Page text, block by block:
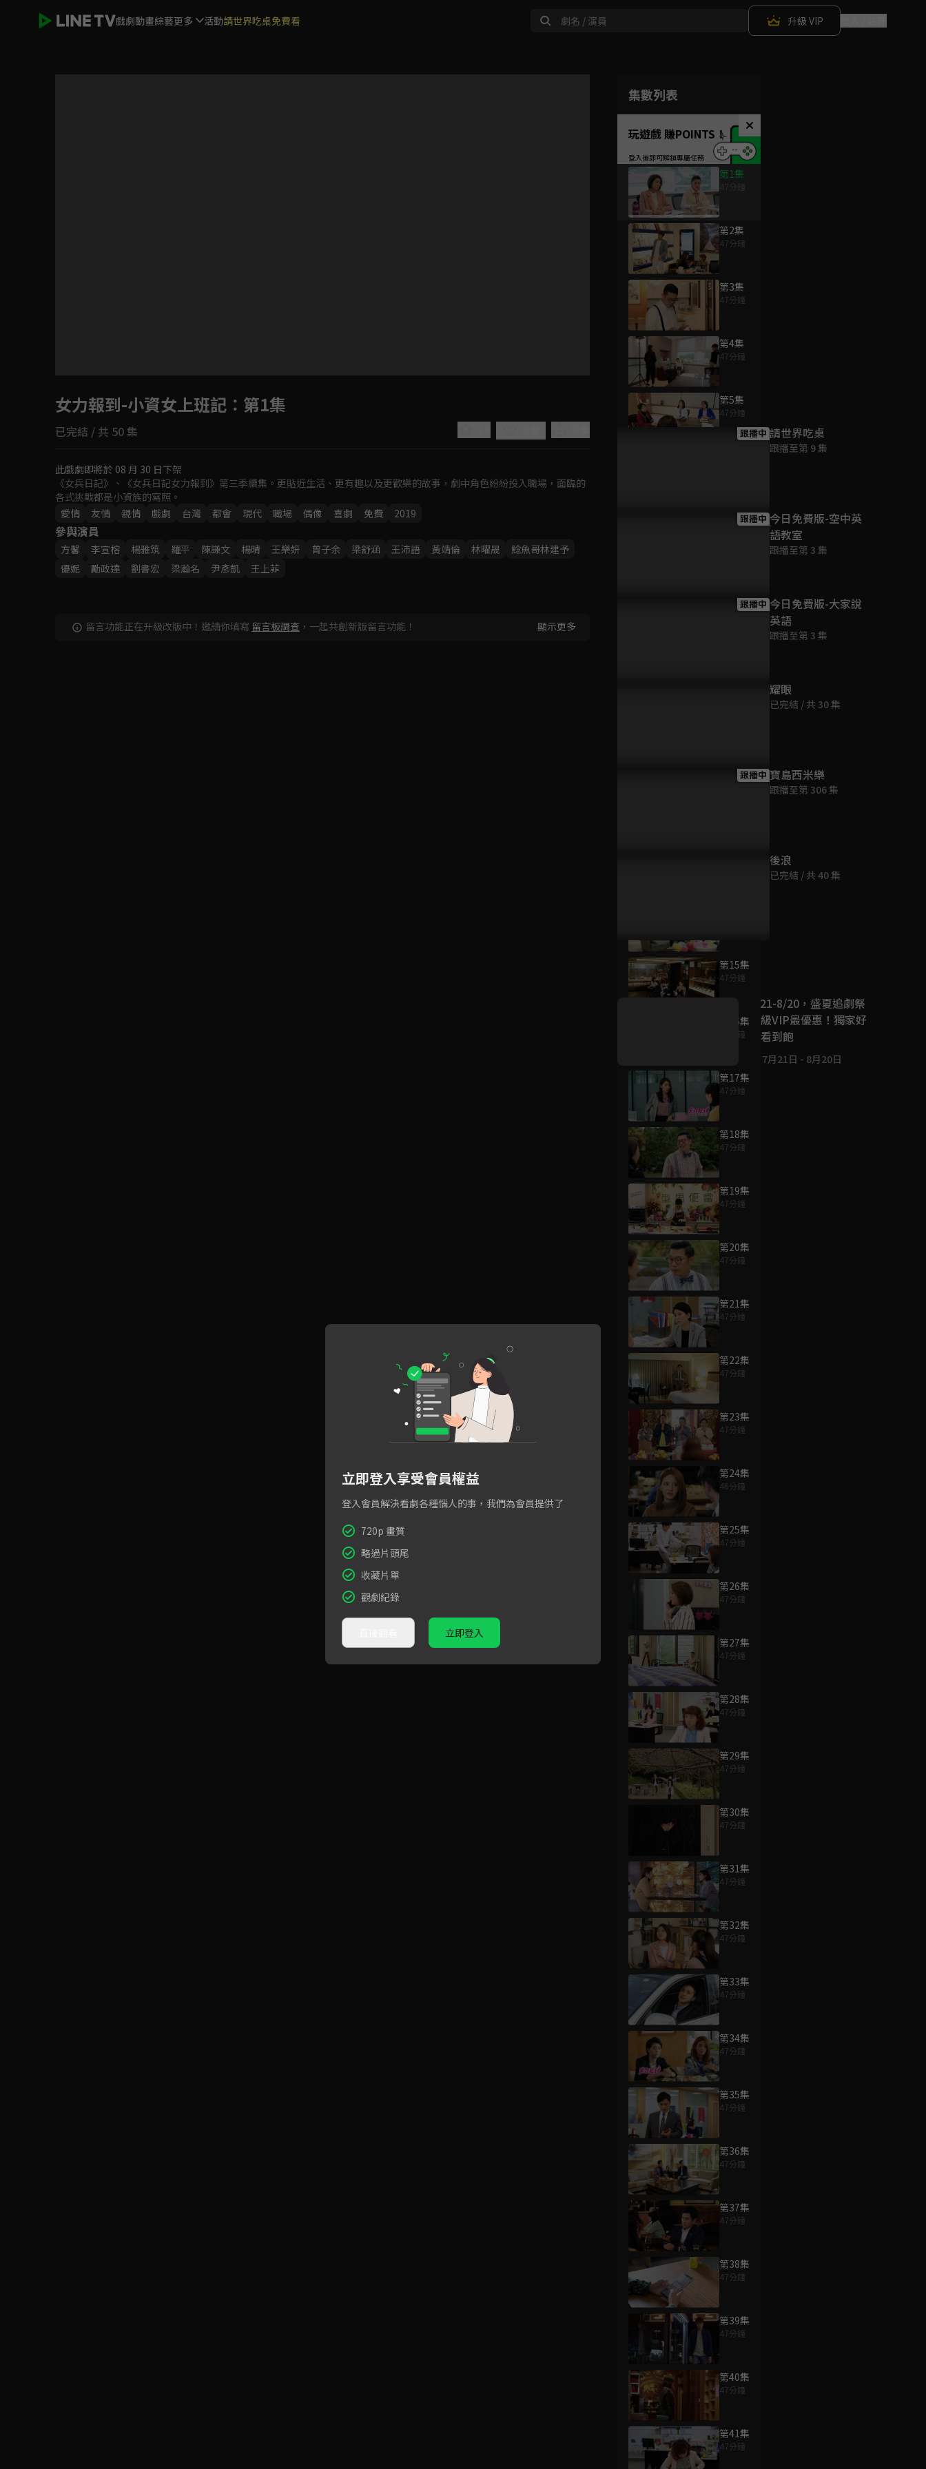
戲劇動畫綜藝更多 活動請世界吃桌免費看 升級 VIP
Play
如有不便請見諒
集數列表
玩遊戲 賺POINTS！
第1集
第2集
47分鐘
第3集
47分鐘
第4集
47分鐘
第5集
47分鐘
第7集
47分鐘
第15集
47分鐘
第16集
47分鐘
第17集
47分鐘
第18集
47分鐘
第19集
47分鐘
第20集
47分鐘
第21集
47分鐘
第22集
47分鐘
第23集
47分鐘
第24集
46分鐘
第25集
47分鐘
第26集
47分鐘
第27集
47分鐘
第28集
47分鐘
第29集
47分鐘
第30集
47分鐘
第31集
47分鐘
第32集
47分鐘
第33集
47分鐘
第34集
47分鐘
第35集
47分鐘
第36集
47分鐘
第37集
47分鐘
第38集
47分鐘
第39集
47分鐘
第40集
47分鐘
第41集
47分鐘
女力報到-小資女上班記 ：第1集
已完結 / 共 50 集
此戲劇即將於 08 月 30 日下架
《女兵日記》、《女兵日記女力報到》第三季續集。更貼近生活、更有趣以及更歡樂的故事，劇中角色紛紛投入職場，面臨的
各式挑戰都是小資族的寫照。
愛情
友情 親情 戲劇 台灣 都會 現代 職場 偶像 喜劇 免費 2019
參與演員
方馨 李宣榕 楊雅筑 羅平 ‬陳謙文 楊晴 王樂妍 曾子余 梁舒涵 王沛語 黃靖倫 林曜晟
鯰魚哥林建予
優妮
勵政達 劉書宏 梁瀚名 尹彥凱 王上菲
留言功能正在升級改版中！邀請你填寫 留言板調查 ，一起共創新版留言功能！ 顯示更多
為您推薦
跟播中 請世界吃桌
跟播至第 9 集
跟播中 今日免費版-空中英
語教室
跟播至第 3 集
跟播中 今日免費版-大家說
英語
跟播至第 3 集
耀眼
已完結 / 共 30 集
跟播中 寶島西米樂
跟播至第 306 集
後浪
已完結 / 共 40 集
好康資訊
7/21-8/20，盛夏追劇祭
升級VIP最優惠！獨家好
戲看到飽
7月21日 - 8月20日
立即登入享受會員權益
登入會員解決看劇各種惱人的事，我們為會員提供了
720p 畫質
略過片頭尾
收藏片單
觀劇紀錄
立即登入